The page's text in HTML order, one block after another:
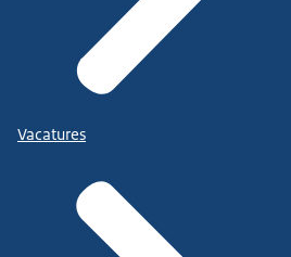
Vacatures